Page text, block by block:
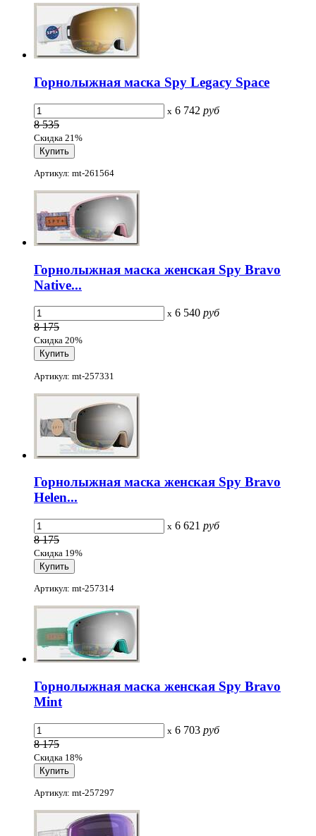
Горнолыжная маска Spy Legacy Space
x 6 742 руб
8 535
Скидка 21%
Артикул: mt-261564
Горнолыжная маска женская Spy Bravo
Native...
x 6 540 руб
8 175
Скидка 20%
Артикул: mt-257331
Горнолыжная маска женская Spy Bravo
Helen...
x 6 621 руб
8 175
Скидка 19%
Артикул: mt-257314
Горнолыжная маска женская Spy Bravo
Mint
x 6 703 руб
8 175
Скидка 18%
Артикул: mt-257297